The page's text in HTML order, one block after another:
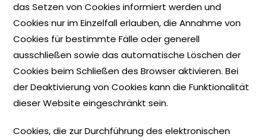
das Setzen von Cookies informiert werden und
Cookies nur im Einzelfall erlauben, die Annahme von
Cookies für bestimmte Fälle oder generell
ausschließen sowie das automatische Löschen der
Cookies beim Schließen des Browser aktivieren. Bei
der Deaktivierung von Cookies kann die Funktionalität
dieser Website eingeschränkt sein.
Cookies, die zur Durchführung des elektronischen